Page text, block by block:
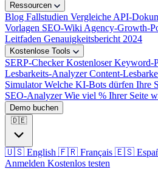
Ressourcen
Blog Fallstudien Vergleiche API-
Vorlagen SEO-Wiki Agency-Growth-
Leitfaden Genauigkeitsbericht 2024
Kostenlose Tools
SERP-CheckerKostenloser Keyword-
Lesbarkeits-AnalyzerContent-
SimulatorWelche KI-Bots dürfen Ihre
SEO-AnalyzerWie viel % Ihrer Seite
Demo buchen
🇩🇪
🇺🇸 English 🇫🇷 Français 🇪🇸
Anmelden Kostenlos testen